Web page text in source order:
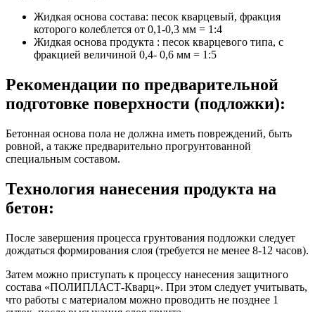
Жидкая основа состава: песок кварцевый, фракция
которого колеблется от 0,1-0,3 мм = 1:4
Жидкая основа продукта : песок кварцевого типа, с
фракцией величиной 0,4- 0,6 мм = 1:5
Рекомендации по предварительной
подготовке поверхности (подложки):
Бетонная основа пола не должна иметь повреждений, быть
ровной, а также предварительно прогрунтованной
специальным составом.
Технология нанесения продукта на
бетон:
После завершения процесса грунтования подложки следует
дождаться формирования слоя (требуется не менее 8-12 часов).
Затем можно приступать к процессу нанесения защитного
состава «ПОЛИПЛАСТ-Кварц». При этом следует учитывать,
что работы с материалом можно проводить не позднее 1